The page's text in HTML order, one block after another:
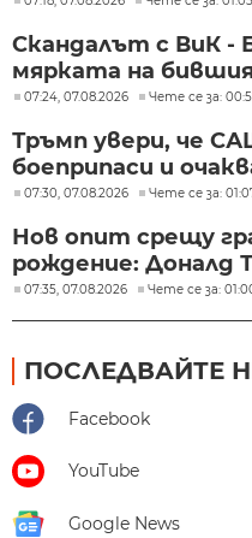
Скандалът с ВиК -
мярката на
07:24, 07.08.2026 Чете се за:
Тръмп увери, че
боеприпаси и
07:30, 07.08.2026 Чете се за:
Нов опит срещу
рождение: Доналд
07:35, 07.08.2026 Чете се за:
ПОСЛЕДВАЙТЕ
Facebook
YouTube
Google News